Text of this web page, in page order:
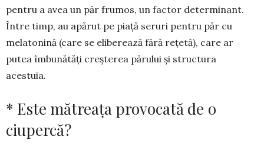
pentru a avea un păr frumos, un factor deter­minant.
Între timp, au apărut pe piață seruri pentru păr cu
melatonină (care se eliberează fără rețetă), care ar
putea îmbunătăți creșterea părului și structura
acestuia.
* Este mătreața provocată de o
ciupercă?